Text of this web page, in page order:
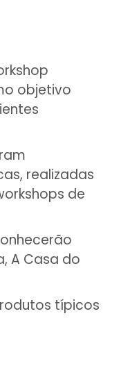
objetivo
realizadas
de
A Casa do
típicos